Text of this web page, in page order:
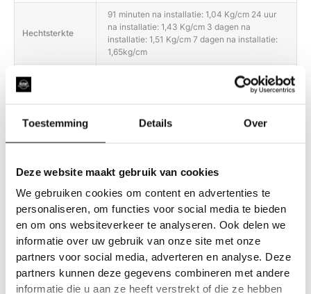
Toestemming Details Over
Deze website maakt gebruik van cookies
We gebruiken cookies om content en advertenties te
personaliseren, om functies voor social media te bieden
en om ons websiteverkeer te analyseren. Ook delen we
informatie over uw gebruik van onze site met onze
partners voor social media, adverteren en analyse. Deze
partners kunnen deze gegevens combineren met andere
informatie die u aan ze heeft verstrekt of die ze hebben
Hechtsterkte
91 minuten na installatie: 1,04 Kg/cm 24 uur
na installatie: 1,43 Kg/cm 3 dagen na
installatie: 1,51 Kg/cm 7 dagen na installatie:
1,65kg/cm
Hechtsterkte
bij hoge temp.
Na dag 1: 1,37 Kg/cm Na 7 dagen: 1,03 Kg/cm
tegen water, vuil, schuren, UV-stralen en
Onderhoud
Gebruik voor de dagelijkse filmverzorging
alleen pH-neutrale reinigingsmiddelen;
gebruik geen producten met een te zure of te
basische pH. Heet water (niet koken) kan
helpen om hardnekkige vlekken te